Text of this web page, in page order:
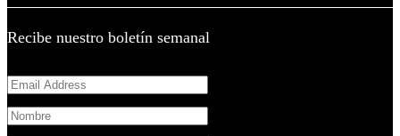
Recibe nuestro boletín semanal